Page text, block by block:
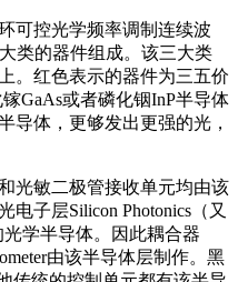
控光学频率调制连续波
类的器件组成。该三大类
。红色表示的器件为三五价
GaAs或者磷化铟InP半导体
导体，更够发出更强的光，
敏二极管接收单元均由该
子层Silicon Photonics（又
学半导体。因此耦合器
由该半导体层制作。黑